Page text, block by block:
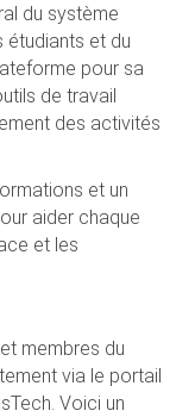
du système
étudiants et du
pour sa
de travail
des activités
et un
aider chaque
et les
membres du
via le portail
Voici un